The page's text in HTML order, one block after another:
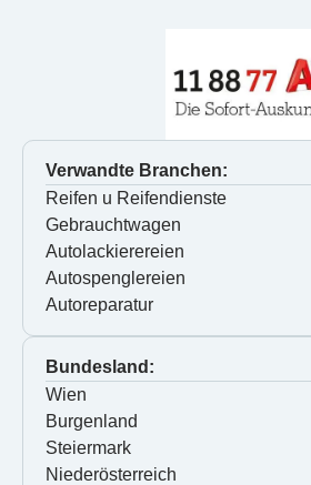
Verwandte Branchen:
Reifen u Reifendienste
Gebrauchtwagen
Autolackierereien
Autospenglereien
Autoreparatur
Bundesland:
Wien
Burgenland
Steiermark
Niederösterreich